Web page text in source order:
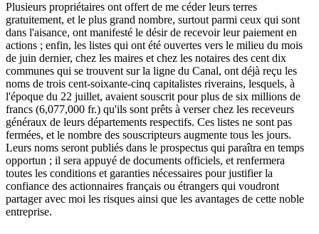
Plusieurs propriétaires ont offert de me céder leurs terres
gratuitement, et le plus grand nombre, surtout parmi ceux qui sont
dans l'aisance, ont manifesté le désir de recevoir leur paiement en
actions ; enfin, les listes qui ont été ouvertes vers le milieu du mois
de juin dernier, chez les maires et chez les notaires des cent dix
communes qui se trouvent sur la ligne du Canal, ont déjà reçu les
noms de trois cent-soixante-cinq capitalistes riverains, lesquels, à
l'époque du 22 juillet, avaient souscrit pour plus de six millions de
francs (6,077,000 fr.) qu'ils sont prêts à verser chez les receveurs
généraux de leurs départements respectifs. Ces listes ne sont pas
fermées, et le nombre des souscripteurs augmente tous les jours.
Leurs noms seront publiés dans le prospectus qui paraîtra en temps
opportun ; il sera appuyé de documents officiels, et renfermera
toutes les conditions et garanties nécessaires pour justifier la
confiance des actionnaires français ou étrangers qui voudront
partager avec moi les risques ainsi que les avantages de cette noble
entreprise.